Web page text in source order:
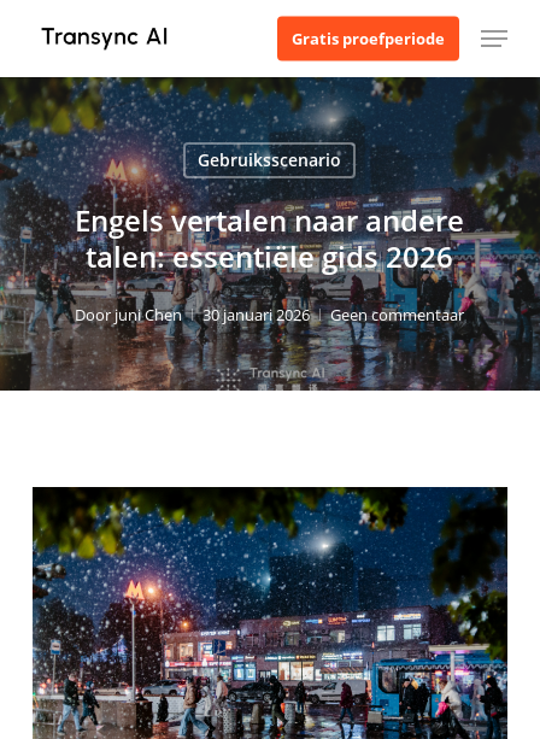
de
hoofdinhoud
Gratis proefperiode Menu
Gebruiksscenario
Engels vertalen naar andere
talen: essentiële gids 2026
Doorjuni Chen 30 januari 2026 Geen commentaar